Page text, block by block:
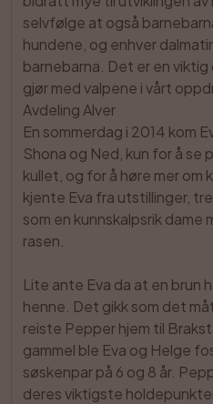
selvfølge at også
hundene, og enhver
barnebarna. Det er en viktig
gjør med valpene i vårt
Avdeling Alver
En sommerdag i 2014 kom
Shona og Ned, kun for å se
kullet, og for å høre mer om
kjente Eva fra utstillinger,
som en kunnskalpsrik
rasen.
Lite ante Eva da at en brun
henne. Det gikk som det
reiste Pepper hjem til
gammel ble Eva og Helge
søskenpar på 6 og 8 år.
deres viktigste